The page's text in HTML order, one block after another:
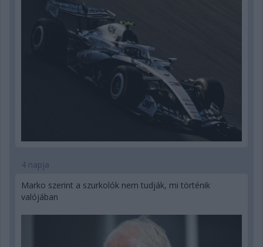
4 napja
Marko szerint a szurkolók nem tudják, mi történik
valójában